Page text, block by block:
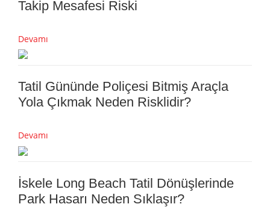
Takip Mesafesi Riski
Devamı
Tatil Gününde Poliçesi Bitmiş Araçla
Yola Çıkmak Neden Risklidir?
Devamı
İskele Long Beach Tatil Dönüşlerinde
Park Hasarı Neden Sıklaşır?